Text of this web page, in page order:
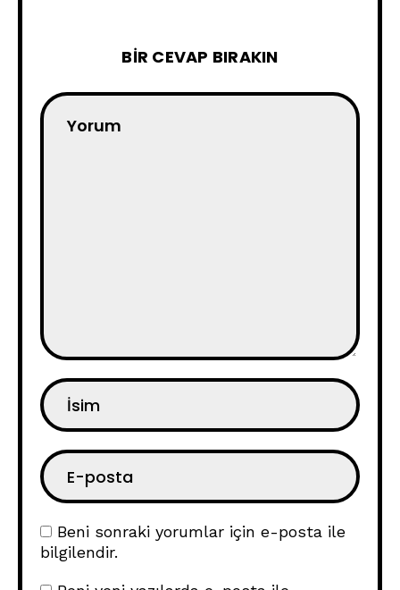
BIR CEVAP BIRAKIN
Beni sonraki yorumlar için e-posta ile
bilgilendir.